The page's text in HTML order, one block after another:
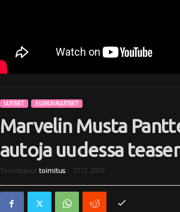
UUTISET ELOKUVAUUTISET
Marvelin Musta
autoja uudessa
Toimittanut toimitus- 27.12.2017